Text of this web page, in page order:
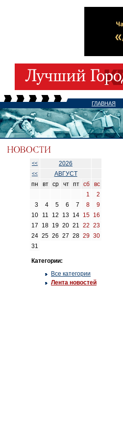
ГЛАВНАЯ
<< 2026
<<
АВГУСТ
пн
вт ср чт пт сб
вс
1
2
3
4 5 6 7 8
9
10
11 12 13 14 15 16
17
18 19 20 21 22 23
24 25 26 27 28 29 30
31
Категории:
Все категории
Лента новостей